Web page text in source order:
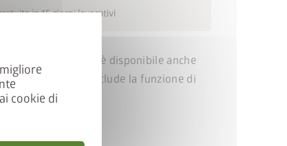
cookie di
in 15 giorni lavorativi
in vetro acrilico è disponibile anche
variante non include la funzione di